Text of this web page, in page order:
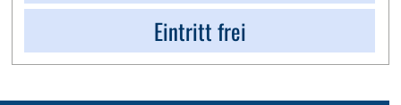
Eintritt frei